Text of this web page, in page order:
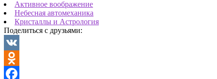
Активное воображение
Небесная автомеханика
Кристаллы и Астрология
Поделиться с друзьями:
VK
Odnoklassniki